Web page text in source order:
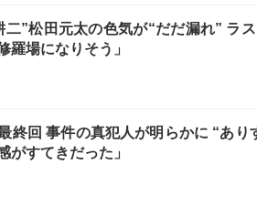
二”松田元太の色気が“だだ漏れ” ラ
羅場になりそう」
終回 事件の真犯人が明らかに “あ
がすてきだった」